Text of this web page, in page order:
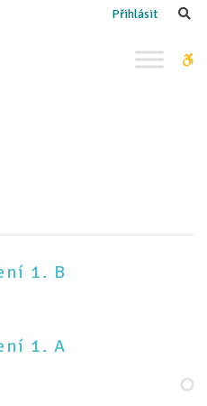
Přihlásit
1. B
1. A